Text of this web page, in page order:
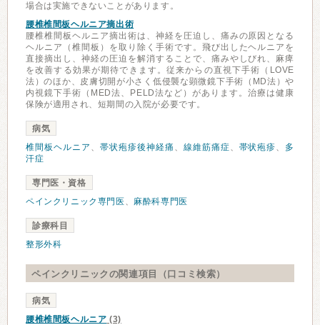
場合は実施できないことがあります。
腰椎椎間板ヘルニア摘出術
腰椎椎間板ヘルニア摘出術は、神経を圧迫し、痛みの原因となる
ヘルニア（椎間板）を取り除く手術です。飛び出したヘルニアを
直接摘出し、神経の圧迫を解消することで、痛みやしびれ、麻痺
を改善する効果が期待できます。従来からの直視下手術（LOVE
法）のほか、皮膚切開が小さく低侵襲な顕微鏡下手術（MD法）や
内視鏡下手術（MED法、PELD法など）があります。治療は健康
保険が適用され、短期間の入院が必要です。
病気
椎間板ヘルニア 、 帯状疱疹後神経痛 、 線維筋痛症、 帯状疱疹、 多
汗症
専門医・資格
ペインクリニック専門医 、 麻酔科専門医
診療科目
整形外科
ペインクリニックの関連項目（口コミ検索）
病気
腰椎椎間板ヘルニア (3)